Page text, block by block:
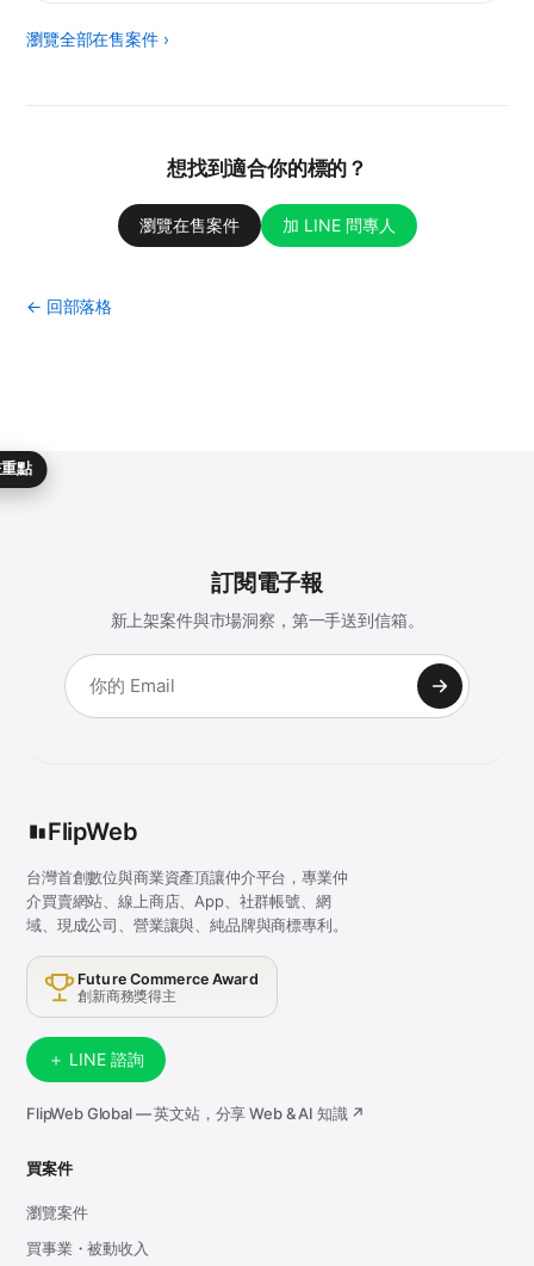
瀏覽全部在售案件 ›
想找到適合你的標的？
瀏覽在售案件 加 LINE 問專人
← 回部落格
點
訂閱電子報
新上架案件與市場洞察，第一手送到信箱。
FlipWeb
台灣首創數位與商業資產頂讓仲介平台，專業仲
介買賣網站、線上商店、App、社群帳號、網
域、現成公司、營業讓與、純品牌與商標專利。
Future Commerce Award
創新商務獎得主
＋ LINE 諮詢
FlipWeb Global — 英文站，分享 Web & AI 知識 ↗
買案件
瀏覽案件
買事業・被動收入